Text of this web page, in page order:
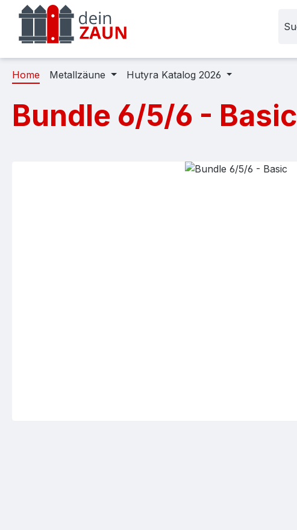
Hauptinhalt springen
Zur Suche springen
Zur Hauptnavigation springen
Home Metallzäune Hutyra Katalog 2026
Bundle 6/5/6 - Basic